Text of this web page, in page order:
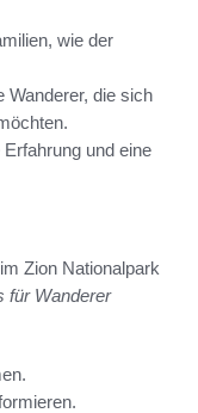
wie der
Wanderer, die sich
und eine
Zion Nationalpark
für Wanderer